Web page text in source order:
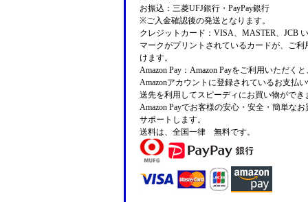
お振込：三菱UFJ銀行・PayPay銀行
※ご入金確認後の発送となります。
クレジットカード：VISA、MASTER、JCB
マークがプリントされているカードが、ご利
けます。
Amazon Pay：Amazon Payをご利用いただく
Amazonアカウントに登録されているお支払
送先を利用してスピーディにお買い物ができ
Amazon Payでお客様の安心・安全・簡単な
サポートします。
送料は、全国一律 無料です。